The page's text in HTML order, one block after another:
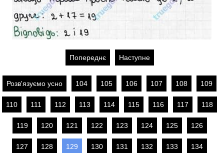
Попереднє Наступне
Розв'язуємо усно 104 105 106 107 108 109
110 111 112 113 114 115 116 117 118
119 120 121 122 123 124 125 126
127 128 129 130 131 132 133 134